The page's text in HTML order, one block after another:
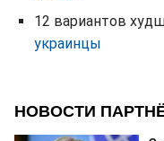
12 вариантов
украинцы